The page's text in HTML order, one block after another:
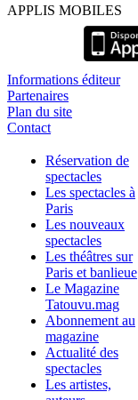
APPLIS MOBILES
Informations éditeur
Partenaires
Plan du site
Contact
Réservation de
spectacles
Les spectacles à
Paris
Les nouveaux
spectacles
Les théâtres sur
Paris et banlieue
Le Magazine
Tatouvu.mag
Abonnement au
magazine
Actualité des
spectacles
Les artistes,